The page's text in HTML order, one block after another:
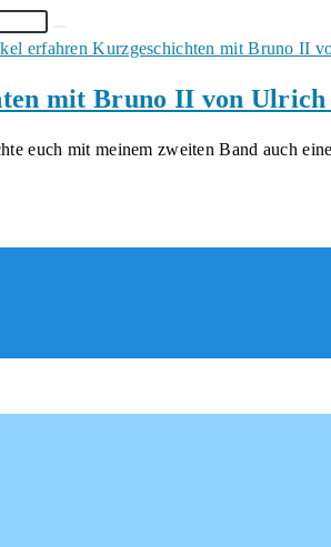
mit Bruno II von
euch mit meinem zweiten Band auch